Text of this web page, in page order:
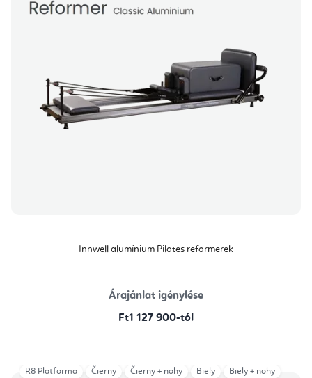
Innwell alumínium Pilates reformerek
Árajánlat igénylése
Ft1 127 900-tól
R8 Platforma Čierny Čierny + nohy Biely Biely + nohy